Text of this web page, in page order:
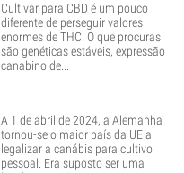
Cultivar para CBD é um pouco
diferente de perseguir valores
enormes de THC. O que procuras
são genéticas estáveis, expressão
canabinoide...
A 1 de abril de 2024, a Alemanha
tornou-se o maior país da UE a
legalizar a canábis para cultivo
pessoal. Era suposto ser uma